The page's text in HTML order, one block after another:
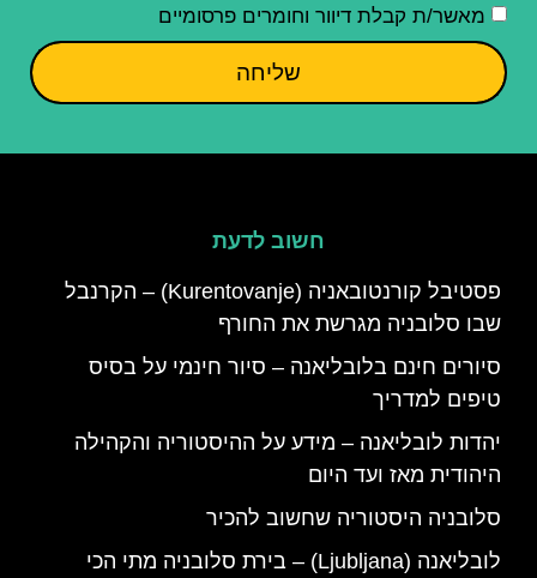
מאשר/ת קבלת דיוור וחומרים פרסומיים
שליחה
חשוב לדעת
פסטיבל קורנטובאניה (Kurentovanje) – הקרנבל
שבו סלובניה מגרשת את החורף
סיורים חינם בלובליאנה – סיור חינמי על בסיס
טיפים למדריך
יהדות לובליאנה – מידע על ההיסטוריה והקהילה
היהודית מאז ועד היום
סלובניה היסטוריה שחשוב להכיר
לובליאנה (Ljubljana) – בירת סלובניה מתי הכי